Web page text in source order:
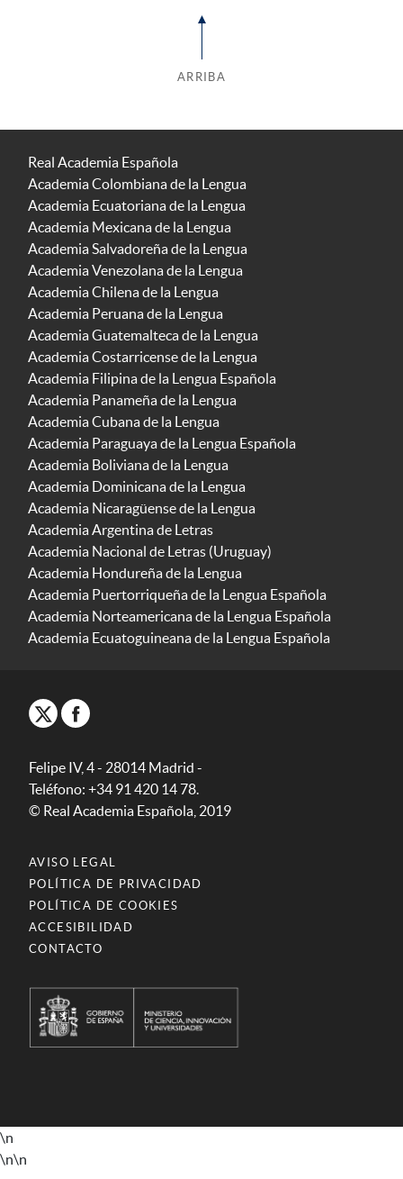
ARRIBA
Real Academia Española
Academia Colombiana de la Lengua
Academia Ecuatoriana de la Lengua
Academia Mexicana de la Lengua
Academia Salvadoreña de la Lengua
Academia Venezolana de la Lengua
Academia Chilena de la Lengua
Academia Peruana de la Lengua
Academia Guatemalteca de la Lengua
Academia Costarricense de la Lengua
Academia Filipina de la Lengua Española
Academia Panameña de la Lengua
Academia Cubana de la Lengua
Academia Paraguaya de la Lengua Española
Academia Boliviana de la Lengua
Academia Dominicana de la Lengua
Academia Nicaragüense de la Lengua
Academia Argentina de Letras
Academia Nacional de Letras (Uruguay)
Academia Hondureña de la Lengua
Academia Puertorriqueña de la Lengua Española
Academia Norteamericana de la Lengua Española
Academia Ecuatoguineana de la Lengua Española
Felipe IV, 4 - 28014 Madrid -
Teléfono: +34 91 420 14 78.
© Real Academia Española, 2019
AVISO LEGAL
POLÍTICA DE PRIVACIDAD
POLÍTICA DE COOKIES
ACCESIBILIDAD
CONTACTO
\n
\n\n